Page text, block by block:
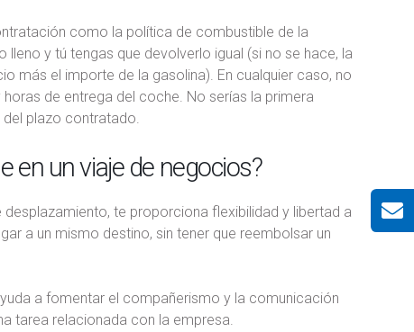
como la política de combustible de la
y tú tengas que devolverlo igual (si no se hace, la
más el importe de la gasolina). En cualquier caso, no
de entrega del coche. No serías la primera
plazo contratado.
en un viaje de negocios?
te proporciona flexibilidad y libertad a
a un mismo destino, sin tener que reembolsar un
a fomentar el compañerismo y la comunicación
tarea relacionada con la empresa.